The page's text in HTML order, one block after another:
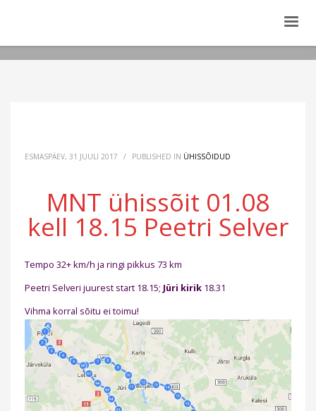
ESMASPÄEV, 31 JUULI 2017 / PUBLISHED IN ÜHISSÕIDUD
MNT ühissõit 01.08
kell 18.15 Peetri Selver
Tempo 32+ km/h ja ringi pikkus 73 km
Peetri Selveri juurest start 18.15; Jüri kirik 18.31
Vihma korral sõitu ei toimu!